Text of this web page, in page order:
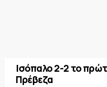
Ισόπαλο 2-2 το
Πρέβεζα